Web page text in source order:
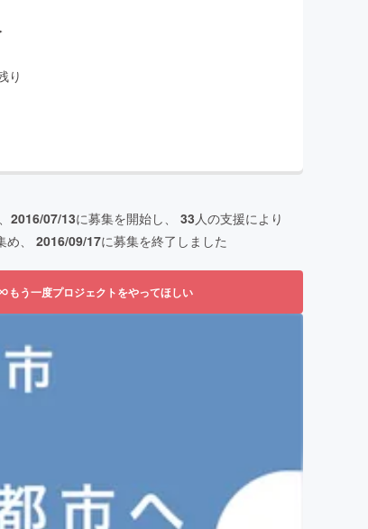
り
2016/07/13に募集を開始し、 33人の支援により
め、 2016/09/17に募集を終了しました
もう一度プロジェクトをやってほしい